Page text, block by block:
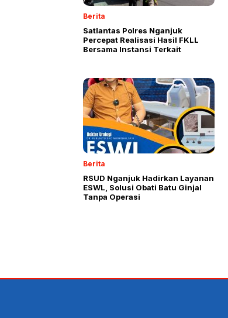
Berita
Satlantas Polres Nganjuk
Percepat Realisasi Hasil FKLL
Bersama Instansi Terkait
Berita
RSUD Nganjuk Hadirkan Layanan
ESWL, Solusi Obati Batu Ginjal
Tanpa Operasi